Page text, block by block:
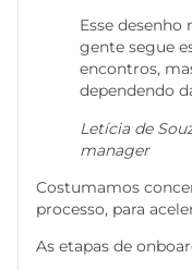
Esse desenho
gente segue
encontros,
dependendo
Letícia de
manager
Costumamos
processo, para
As etapas de